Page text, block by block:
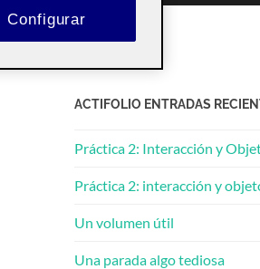
ACTIFOLIO ENTRADAS
Práctica 2: Interacción y
Práctica 2: interacción y
Un volumen útil
Una parada algo tediosa
Configurar